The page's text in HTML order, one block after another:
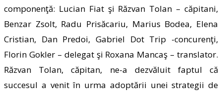
componenţă: Lucian Fiat şi Răzvan Tolan – căpitani,
Benzar Zsolt, Radu Prisăcariu, Marius Bodea, Elena
Cristian, Dan Predoi, Gabriel Dot Trip -concurenţi,
Florin Gokler – delegat şi Roxana Mancaş – translator.
Răzvan Tolan, căpitan, ne-a dezvăluit faptul că
succesul a venit în urma adoptării unei strategii de